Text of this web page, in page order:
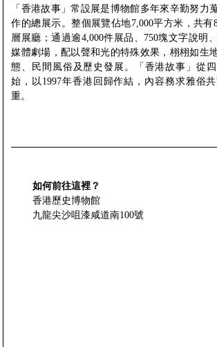
「香港故事」常設展是博物館多年來辛勤努力
作的總展示。整個展覽佔地7,000平方米，共有
層展廳；通過逾4,000件展品、750塊文字說明
媒體劇場，配以聲和光的特殊效果，栩栩如生
態、民間風俗及歷史發展。「香港故事」從
始，以1997年香港回歸作結，內容務求雅俗
重。
如何前往這裡？
香港歷史博物館
九龍尖沙咀漆咸道南100號